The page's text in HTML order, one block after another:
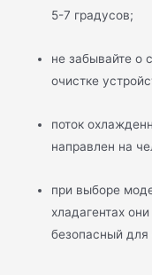
5-7 градусов;
не забывайте о
очистке
поток
направлен на
при выборе
хладагентах
безопасный